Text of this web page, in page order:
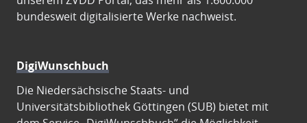
bundesweit digitalisierte Werke nachweist.
DigiWunschbuch
Die Niedersächsische Staats- und
Universitätsbibliothek Göttingen (SUB) bietet mit